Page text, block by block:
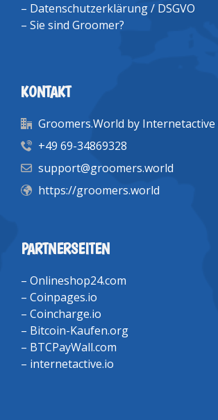
– Datenschutzerklärung / DSGVO
– Sie sind Groomer?
KONTAKT
Groomers.World by Internetactive
+49 69-34869328
support@groomers.world
https://groomers.world
PARTNERSEITEN
– Onlineshop24.com
– Coinpages.io
– Coincharge.io
– Bitcoin-Kaufen.org
– BTCPayWall.com
– internetactive.io